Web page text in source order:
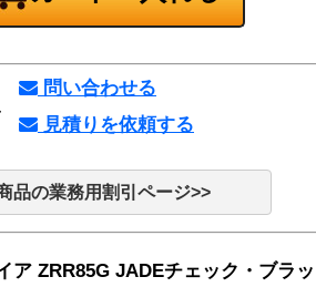
問い合わせる
見積りを依頼する
品の業務用割引ページ>>
ア ZRR85G JADEチェック・ブラッ